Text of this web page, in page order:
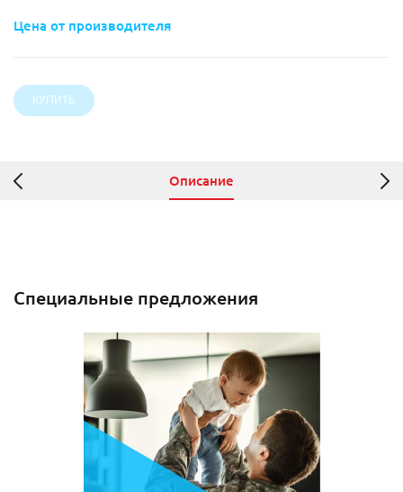
Цена от производителя
Описание
Специальные предложения